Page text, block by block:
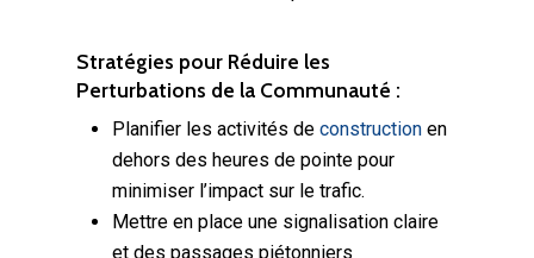
Stratégies pour Réduire les
Perturbations de la Communauté :
Planifier les activités de construction en
dehors des heures de pointe pour
minimiser l’impact sur le trafic.
Mettre en place une signalisation claire
et des passages piétonniers